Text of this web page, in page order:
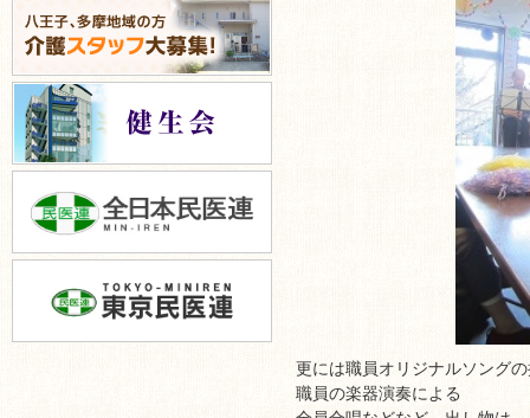
更には職員オリジナルソング
職員の楽器演奏による